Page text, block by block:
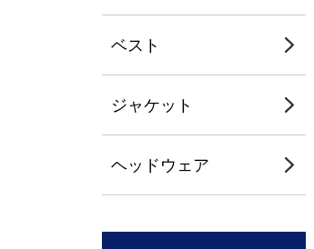
ベスト
ジャケット
ヘッドウェア